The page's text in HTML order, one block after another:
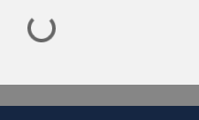
Lade SPORTDIGITAL+ Mediathek